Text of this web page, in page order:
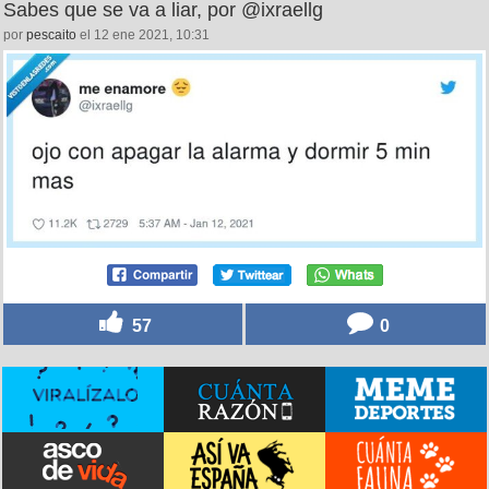
Sabes que se va a liar, por @ixraellg
por pescaito el 12 ene 2021, 10:31
57 0